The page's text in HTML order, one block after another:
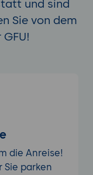
und sind
Sie von dem
die Anreise!
Sie parken